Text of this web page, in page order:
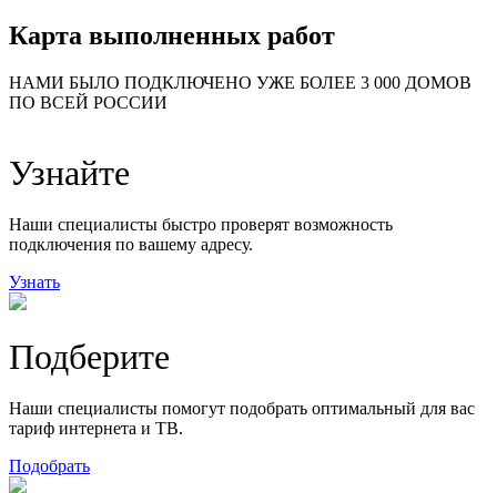
Карта выполненных работ
НАМИ БЫЛО ПОДКЛЮЧЕНО УЖЕ БОЛЕЕ 3 000 ДОМОВ
ПО ВСЕЙ РОССИИ
57
29
99
48
Узнайте
Наши специалисты быстро проверят возможность
подключения по вашему адресу.
Узнать
Подберите
Наши специалисты помогут подобрать оптимальный для вас
тариф интернета и ТВ.
Подобрать